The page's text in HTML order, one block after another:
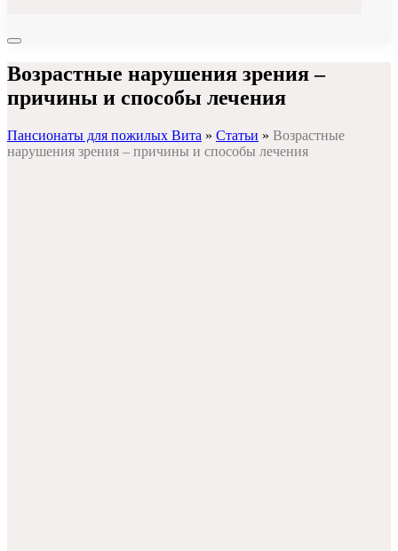
Возрастные нарушения зрения –
причины и способы лечения
Пансионаты для пожилых Вита » Статьи » Возрастные
нарушения зрения – причины и способы лечения